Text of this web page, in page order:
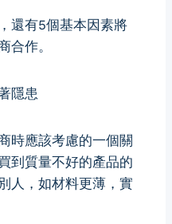
還有5個基本因素將
合作。
隱患
時應該考慮的一個關
到質量不好的產品的
人，如材料更薄，實